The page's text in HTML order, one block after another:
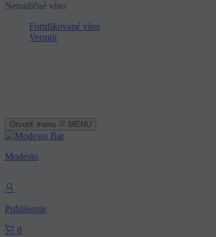
Netradičné víno
Fortifikované víno
Vermút
Otvoriť menu MENU
Modesto
Prihlásenie
0